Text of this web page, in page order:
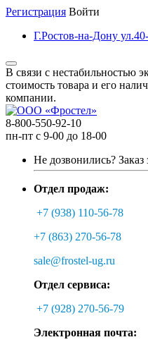
Регистрация Войти
Г.Ростов-на-Дону
В связи с нестабильностью
стоимость товара и его
компании.
8-800-550-92-10
пн-пт с 9-00 до 18-00
Не дозвонились? Заказ
Отдел продаж:
+7 (938) 110-56-78
+7 (863) 270-56-78
sale@frostel-ug.ru
Отдел сервиса:
+7 (928) 270-56-79
Электронная почта: